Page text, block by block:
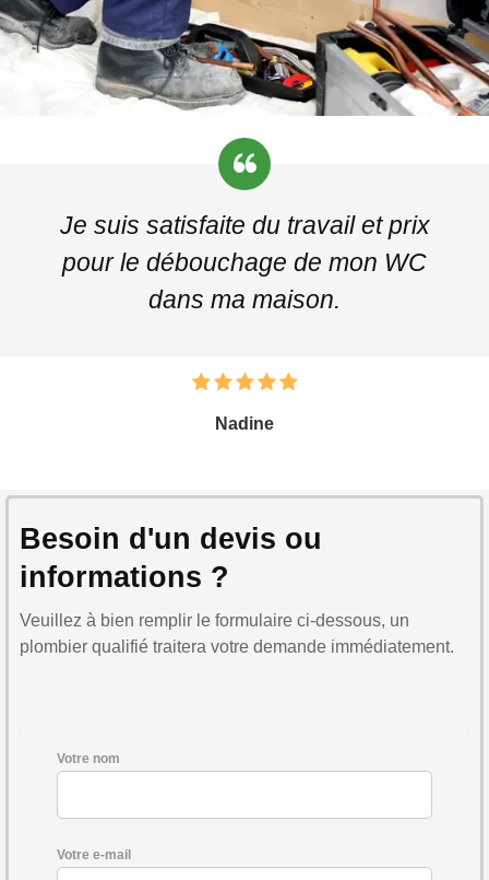
Je suis satisfaite du travail et prix
pour le débouchage de mon WC
dans ma maison.
Nadine
Besoin d'un devis ou
informations ?
Veuillez à bien remplir le formulaire ci-dessous, un
plombier qualifié traitera votre demande immédiatement.
Votre nom
Votre e-mail